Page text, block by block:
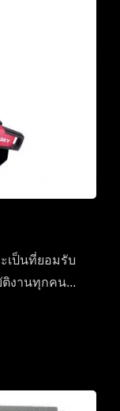
เป็นที่ยอมรับ
งานทุกคน...